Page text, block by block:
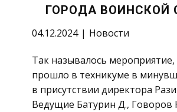
ГОРОДА ВОИНСКОЙ
04.12.2024 Новости
Так называлось
прошло в техникуме в
в присутствии директора
Ведущие Батурин Д., Говоров